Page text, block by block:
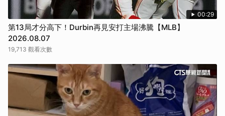
00:29
第13局才分高下！Durbin再見安打主場沸騰【MLB】
2026.08.07
19,713 觀看次數